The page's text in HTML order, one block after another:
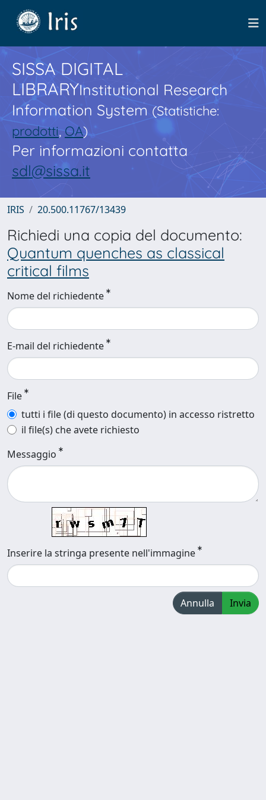
SISSA DIGITAL
LIBRARYInstitutional Research
Information System(Statistiche:
prodotti,OA)
Per informazioni contatta
sdl@sissa.it
IRIS 20.500.11767/13439
Richiedi una copia del documento:
Quantum quenches as classical
critical films
Nome del richiedente
E-mail del richiedente
File
tutti i file (di questo documento) in accesso ristretto
il file(s) che avete richiesto
Messaggio
Inserire la stringa presente nell'immagine
Annulla Invia